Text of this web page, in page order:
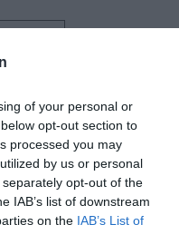
of your personal or
opt-out section to
processed you may
by us or personal
opt-out of the
IAB’s list of downstream
on the IAB’s List of